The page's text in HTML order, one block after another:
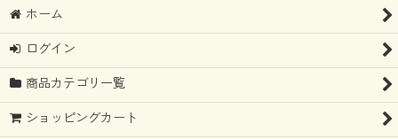
ホーム
ログイン
商品カテゴリ一覧
ショッピングカート